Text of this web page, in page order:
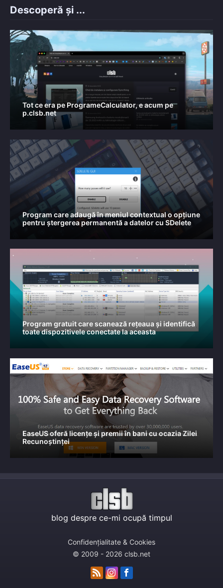
Descoperă și ...
Tot ce era pe ProgrameCalculator, e acum pe
p.clsb.net
Program care adaugă în meniul contextual o opțiune
pentru ștergerea permanentă a datelor cu SDelete
Program gratuit care scanează rețeaua și identifică
toate dispozitivele conectate la aceasta
EaseUS oferă licențe și premii în bani cu ocazia Zilei
Recunoștinței
blog despre ce-mi ocupă timpul
Confidențialitate & Cookies
© 2009 - 2026 clsb.net